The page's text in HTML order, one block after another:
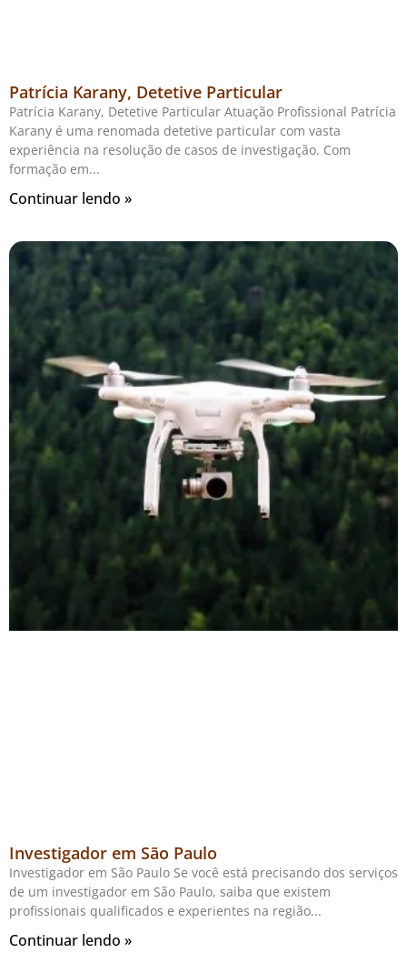
Patrícia Karany, Detetive Particular
Patrícia Karany, Detetive Particular Atuação Profissional Patrícia
Karany é uma renomada detetive particular com vasta
experiência na resolução de casos de investigação. Com
formação em
Continuar lendo »
Investigador em São Paulo
Investigador em São Paulo Se você está precisando dos serviços
de um investigador em São Paulo, saiba que existem
profissionais qualificados e experientes na região
Continuar lendo »